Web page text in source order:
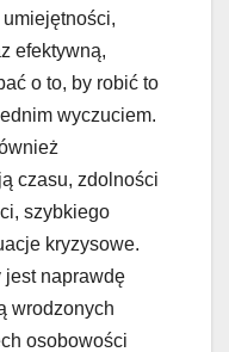
efektywną,
o to, by robić to
wyczuciem.
czasu, zdolności
szybkiego
kryzysowe.
jest naprawdę
wrodzonych
osobowości